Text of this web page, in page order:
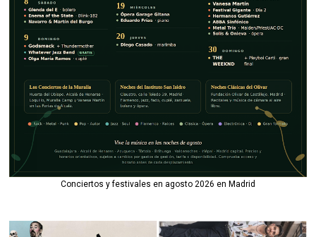
Conciertos y festivales en agosto 2026 en Madrid